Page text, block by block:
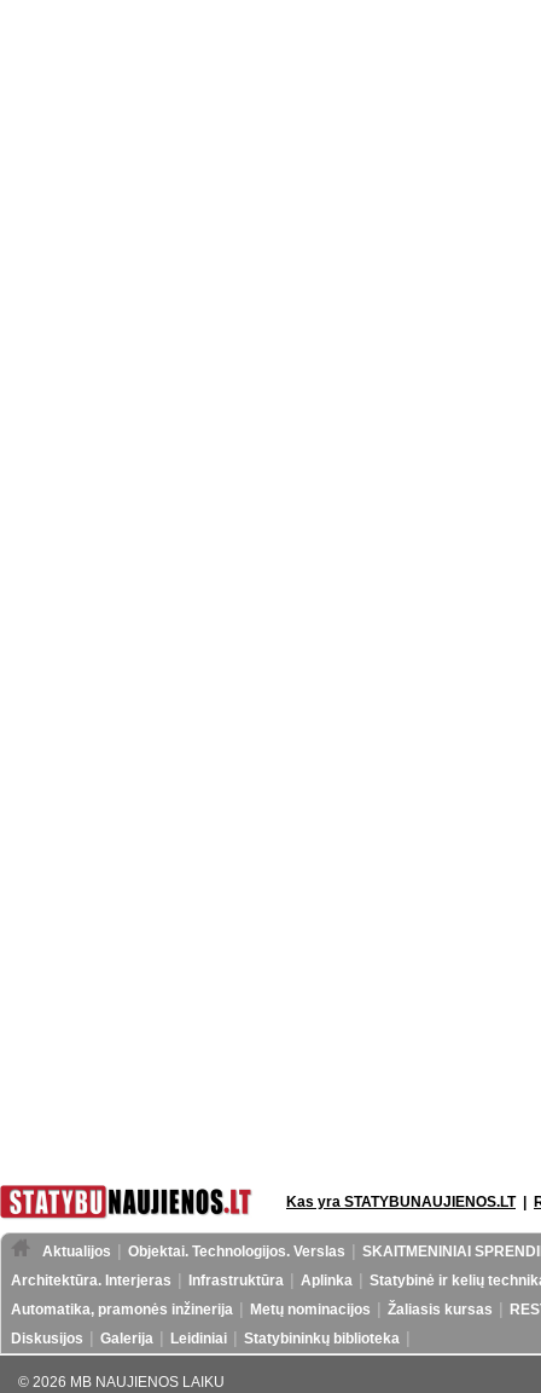
Kas yra STATYBUNAUJIENOS.LT|
Aktualijos Objektai. Technologijos. Verslas
SKAITMENINIAI
Architektūra. Interjeras
Infrastruktūra Aplinka
Statybinė ir kelių
Automatika, pramonės inžinerija
Metų nominacijos Žaliasis kursas
Diskusijos
Galerija Leidiniai Statybininkų biblioteka
© 2026 MB NAUJIENOS LAIKU